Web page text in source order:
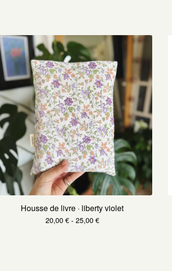
Housse de livre · liberty violet
20,00€- 25,00€